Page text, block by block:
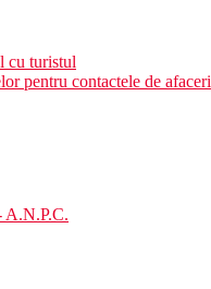
cu turistul
pentru contactele de afaceri